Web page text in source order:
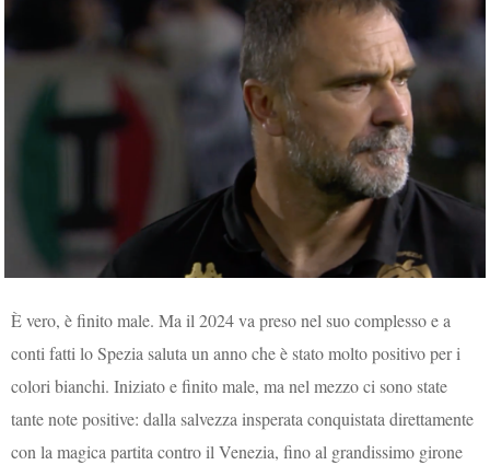
È vero, è finito male. Ma il 2024 va preso nel suo complesso e a
conti fatti lo Spezia saluta un anno che è stato molto positivo per i
colori bianchi. Iniziato e finito male, ma nel mezzo ci sono state
tante note positive: dalla salvezza insperata conquistata direttamente
con la magica partita contro il Venezia, fino al grandissimo girone